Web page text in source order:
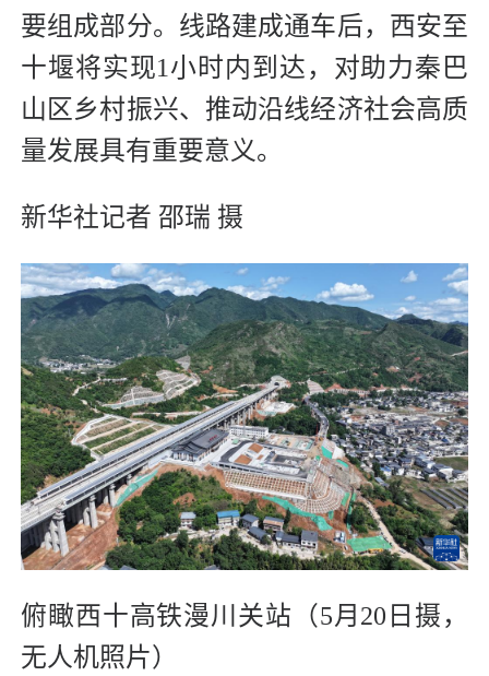
要组成部分。线路建成通车后，西安至
十堰将实现1小时内到达，对助力秦巴
山区乡村振兴、推动沿线经济社会高质
量发展具有重要意义。
新华社记者 邵瑞 摄
俯瞰西十高铁漫川关站（5月20日摄，
无人机照片）